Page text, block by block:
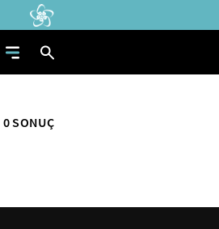
0 SONUÇ